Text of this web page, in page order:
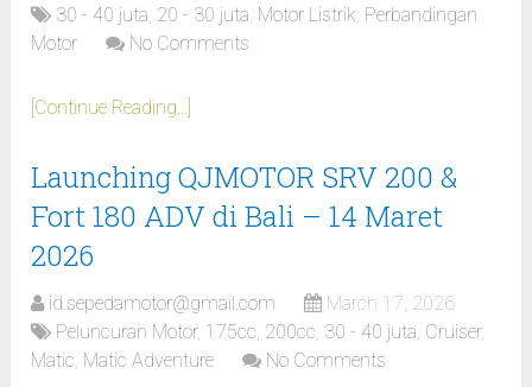
30 - 40 juta, 20 - 30 juta, Motor Listrik, Perbandingan
Motor
No Comments
[Continue Reading...]
Launching QJMOTOR SRV 200 &
Fort 180 ADV di Bali – 14 Maret
2026
id.sepedamotor@gmail.com
March 17, 2026
Peluncuran Motor, 175cc, 200cc, 30 - 40 juta, Cruiser,
Matic, Matic Adventure No Comments